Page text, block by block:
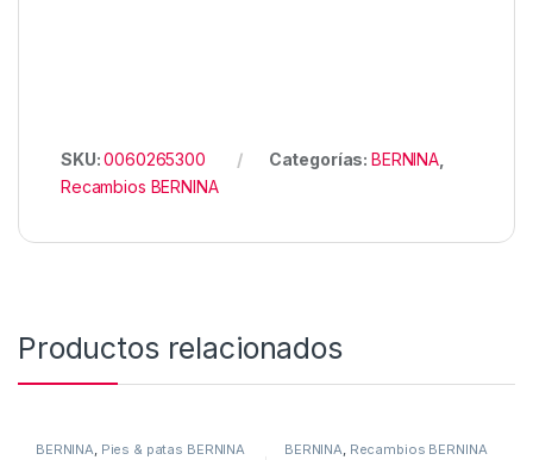
SKU:0060265300 Categorías: BERNINA
Recambios BERNINA
Productos relacionados
BERNINA Pies & patas BERNINA BERNINA Recambios BERNINA